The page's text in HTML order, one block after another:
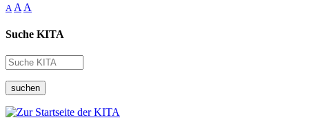
A A A
Suche KITA
suchen